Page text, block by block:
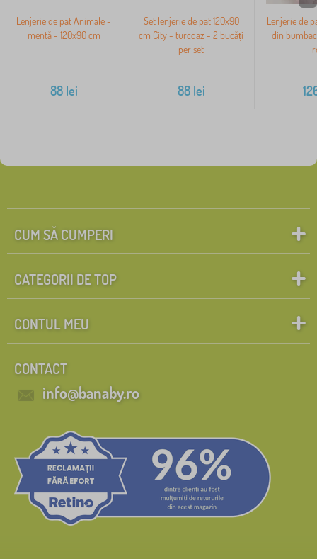
Lenjerie de pat Animale -
mentă - 120x90 cm
88lei
Set lenjerie de pat 120x90
cm City - turcoaz - 2 bucăți
per set
88lei
Lenjerie de
din
CUM SĂ CUMPERI
CATEGORII DE TOP
CONTUL MEU
CONTACT
info@banaby.ro